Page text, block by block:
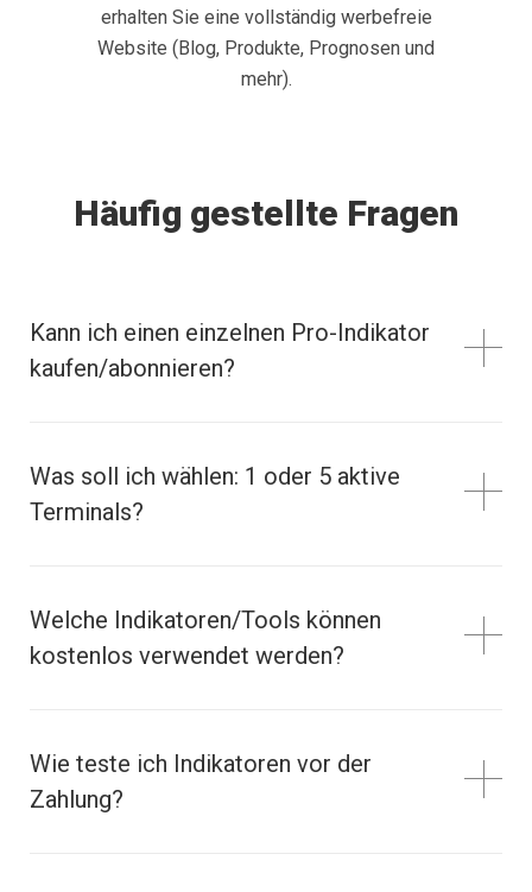
erhalten Sie eine vollständig werbefreie
Website (Blog, Produkte, Prognosen und
mehr).
Häufig gestellte Fragen
Kann ich einen einzelnen Pro-Indikator
kaufen/abonnieren?
Was soll ich wählen: 1 oder 5 aktive
Terminals?
Welche Indikatoren/Tools können
kostenlos verwendet werden?
Wie teste ich Indikatoren vor der
Zahlung?